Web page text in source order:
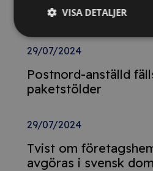
skattebrott
29/07/2024
Postnord-anställd
paketstölder
29/07/2024
Tvist om
avgöras i svensk
VISA DETALJER